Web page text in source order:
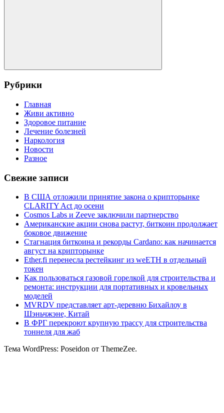
Поиск
Рубрики
Главная
Живи активно
Здоровое питание
Лечение болезней
Наркология
Новости
Разное
Свежие записи
В США отложили принятие закона о крипторынке
CLARITY Act до осени
Cosmos Labs и Zeeve заключили партнерство
Американские акции снова растут, биткоин продолжает
боковое движение
Стагнация биткоина и рекорды Cardano: как начинается
август на крипторынке
Ether.fi перенесла рестейкинг из weETH в отдельный
токен
Как пользоваться газовой горелкой для строительства и
ремонта: инструкции для портативных и кровельных
моделей
MVRDV представляет арт-деревню Бихайлоу в
Шэньчжэне, Китай
В ФРГ перекроют крупную трассу для строительства
тоннеля для жаб
Тема WordPress: Poseidon от ThemeZee.